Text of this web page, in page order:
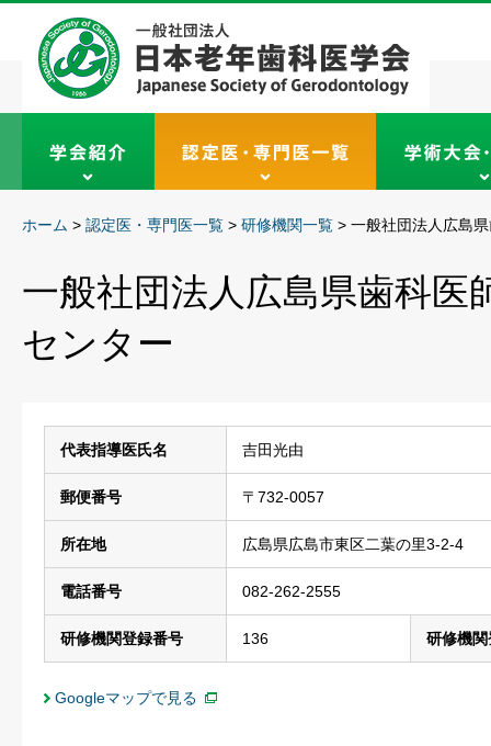
ホーム > 認定医・専門医一覧 > 研修機関一覧 > 一般社団法人広島
一般社団法人広島県歯科医
センター
代表指導医氏名 吉田光由
郵便番号 〒732-0057
所在地 広島県広島市東区二葉の里3-2-4
電話番号 082-262-2555
研修機関登録番号 136 研修機
Googleマップで見る